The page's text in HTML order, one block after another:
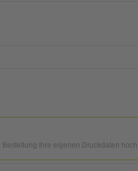
Ihre eigenen Druckdaten hoch.